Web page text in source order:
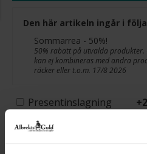
Den här artikeln ingår i
Sommarrea - 50%!
50% rabatt på utvalda
kan ej kombineras med andra
räcker eller t.o.m. 17/8 2026
Presentinslagning +
✅ Alltid grymma deals.